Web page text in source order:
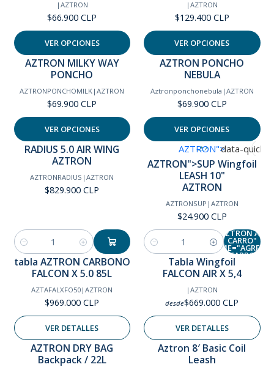
| AZTRON
$66.900 CLP
VER OPCIONES
|AZTRON
$129.400 CLP
VER OPCIONES
AZTRON MILKY WAY
PONCHO
AZTRONPONCHOMILK |AZTRON
$69.900 CLP
VER OPCIONES
AZTRON PONCHO
NEBULA
Aztronponchonebula | AZTRON
$69.900 CLP
VER OPCIONES
RADIUS 5.0 AIR WING
AZTRON
AZTRONRADIUS |AZTRON
$829.900 CLP
Cantidad
AZTRON" data-
data-
url="/sup-
10-br-
data-quick-
url="/sup-
template" aria-
AZTRON">
AZTRON">SUP Wingfoil
LEASH 10"
AZTRON
AZTRONSUP | AZTRON
$24.900 CLP
Cantidad
AZTRON AL
CARRO"
Agotado
tabla AZTRON CARBONO
FALCON X 5.0 85L
AZTAFALXFO50 |AZTRON
$969.000 CLP
VER DETALLES
Agotado
Tabla Wingfoil
FALCON AIR X 5,4
|AZTRON
desde$669.000 CLP
VER DETALLES
Agotado
AZTRON DRY BAG
Backpack / 22L
Agotado
Aztron 8′ Basic Coil
Leash